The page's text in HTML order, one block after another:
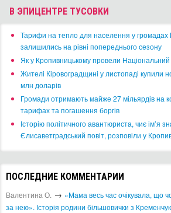
В ЭПИЦЕНТРЕ ТУСОВКИ
​Тарифи на тепло для населення у громадах
залишились на рівні попереднього сезону
​Як у Кропивницькому провели
​Жителі Кіровоградщині у листопаді купили
млн доларів
​Громади отримають майже 27 мільярдів на
тарифах та погашення боргів
Історію політичного авантюриста, чиє ім’я
Єлисаветградський повіт, розповіли у
ПОСЛЕДНИЕ КОММЕНТАРИИ
Валентина О. → «Мама весь час очікувала, що
за нею». Історія родини більшовички з